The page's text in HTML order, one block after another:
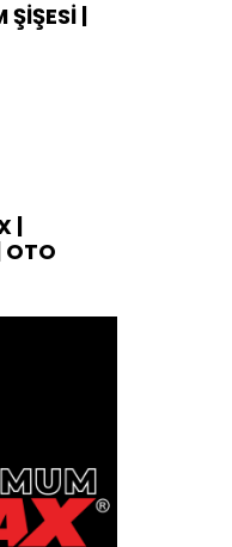
ŞIŞESI |
|
OTO